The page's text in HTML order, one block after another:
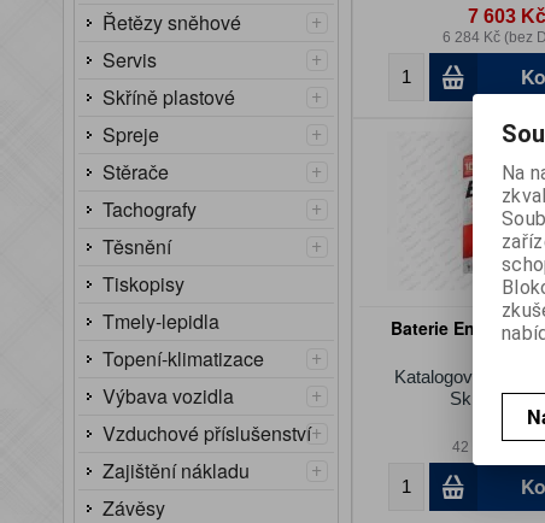
Řetězy sněhové
+
Servis
+
Skříně plastové
+
Spreje
+
Stěrače
+
Tachografy
+
Těsnění
+
Tiskopisy
Tmely-lepidla
Topení-klimatizace
+
Výbava vozidla
+
Vzduchové příslušenství+
Zajištění nákladu
+
Závěsy
7 603 Kč
6 284 Kč (bez
Baterie Energizer
Katalogové číslo:
Skladem:
50 Kč
42 Kč (bez
Na